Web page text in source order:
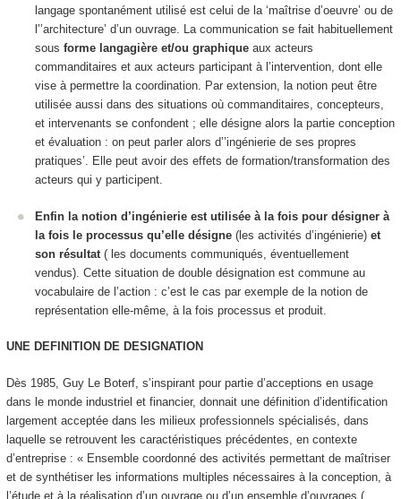
langage spontanément utilisé est celui de la ‘maîtrise d’oeuvre’ ou de
l’’architecture’ d’un ouvrage. La communication se fait habituellement
sous forme langagière et/ou graphique aux acteurs
commanditaires et aux acteurs participant à l’intervention, dont elle
vise à permettre la coordination. Par extension, la notion peut être
utilisée aussi dans des situations où commanditaires, concepteurs,
et intervenants se confondent ; elle désigne alors la partie conception
et évaluation : on peut parler alors d’’ingénierie de ses propres
pratiques’. Elle peut avoir des effets de formation/transformation des
acteurs qui y participent.
Enfin la notion d’ingénierie est utilisée à la fois pour désigner à
la fois le processus qu’elle désigne (les activités d’ingénierie) et
son résultat ( les documents communiqués, éventuellement
vendus). Cette situation de double désignation est commune au
vocabulaire de l’action : c’est le cas par exemple de la notion de
représentation elle-même, à la fois processus et produit.
UNE DEFINITION DE DESIGNATION
Dès 1985, Guy Le Boterf, s’inspirant pour partie d’acceptions en usage
dans le monde industriel et financier, donnait une définition d’identification
largement acceptée dans les milieux professionnels spécialisés, dans
laquelle se retrouvent les caractéristiques précédentes, en contexte
d’entreprise : « Ensemble coordonné des activités permettant de maîtriser
et de synthétiser les informations multiples nécessaires à la conception, à
l’étude et à la réalisation d’un ouvrage ou d’un ensemble d’ouvrages (